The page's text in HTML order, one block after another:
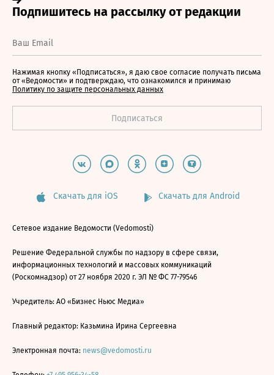
Нажимая кнопку «Подписаться», я даю свое согласие получать письма
от «Ведомости» и подтверждаю, что ознакомился и принимаю
Политику по защите персональных данных
Скачать для iOS Скачать для Android
Сетевое издание Ведомости (Vedomosti)
Решение Федеральной службы по надзору в сфере связи,
информационных технологий и массовых коммуникаций
(Роскомнадзор) от 27 ноября 2020 г. ЭЛ № ФС 77-79546
Учредитель: АО «Бизнес Ньюс Медиа»
Главный редактор: Казьмина Ирина Сергеевна
Электронная почта: news@vedomosti.ru